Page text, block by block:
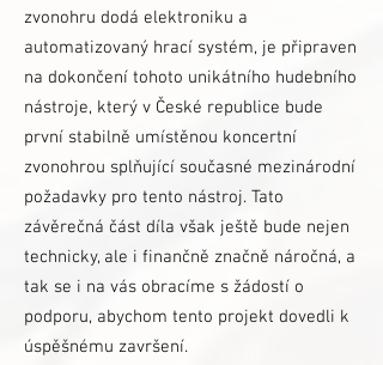
zvonohru dodá elektroniku a
automatizovaný hrací systém, je připraven
na dokončení tohoto unikátního hudebního
nástroje, který v České republice bude
první stabilně umístěnou koncertní
zvonohrou splňující současné mezinárodní
požadavky pro tento nástroj. Tato
závěrečná část díla však ještě bude nejen
technicky, ale i finančně značně náročná, a
tak se i na vás obracíme s žádostí o
podporu, abychom tento projekt dovedli k
úspěšnému završení.